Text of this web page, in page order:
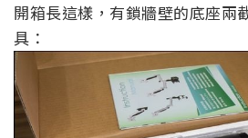
開箱長這樣，有鎖牆壁的底座兩
具：